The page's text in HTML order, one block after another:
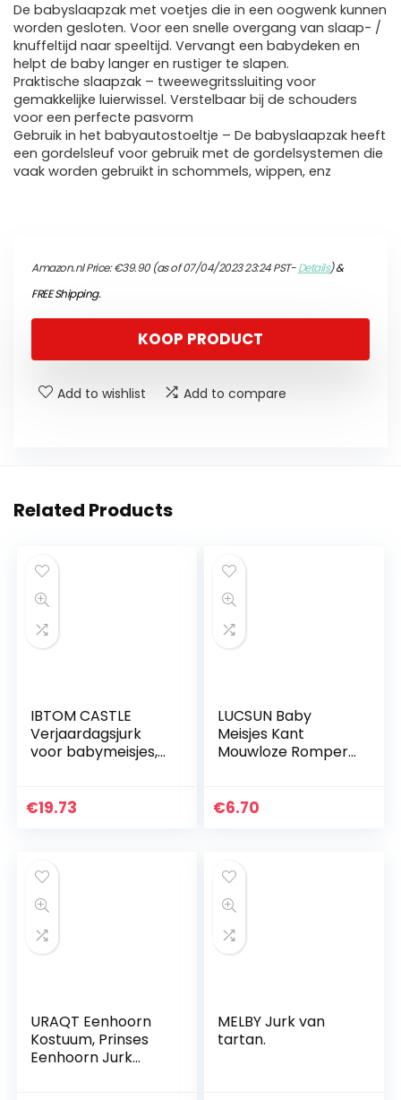
De babyslaapzak met voetjes die in een oogwenk kunnen
worden gesloten. Voor een snelle overgang van slaap- /
knuffeltijd naar speeltijd. Vervangt een babydeken en
helpt de baby langer en rustiger te slapen.
Praktische slaapzak – tweewegritssluiting voor
gemakkelijke luierwissel. Verstelbaar bij de schouders
voor een perfecte pasvorm
Gebruik in het babyautostoeltje – De babyslaapzak heeft
een gordelsleuf voor gebruik met de gordelsystemen die
vaak worden gebruikt in schommels, wippen, enz
Amazon.nl Price:€39.90(as of 07/04/2023 23:24 PST-Details)&
FREE Shipping.
KOOP PRODUCT
Add to wishlist Add to compare
Related Products
IBTOM CASTLE
Verjaardagsjurk
voor babymeisjes,
mouwen, katoen,
€19.73
LUCSUN Baby
Meisjes Kant
Mouwloze Romper
Pasgeboren Baby
€6.70
URAQT Eenhoorn
Kostuum, Prinses
Eenhoorn Jurk
MELBY Jurk van
tartan.